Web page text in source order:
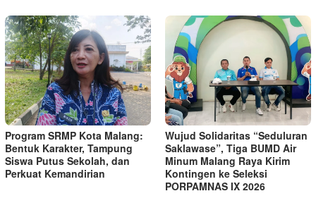
Program SRMP Kota Malang:
Bentuk Karakter, Tampung
Siswa Putus Sekolah, dan
Perkuat Kemandirian
Wujud Solidaritas “Seduluran
Saklawase”, Tiga BUMD Air
Minum Malang Raya Kirim
Kontingen ke Seleksi
PORPAMNAS IX 2026